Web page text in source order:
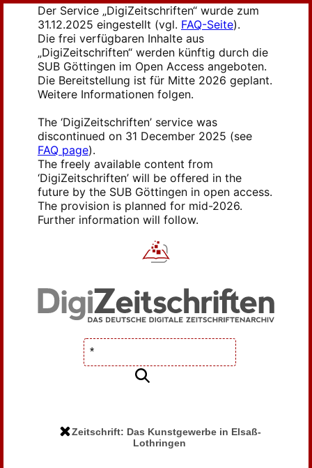
Der Service „DigiZeitschriften“ wurde zum
31.12.2025 eingestellt (vgl. FAQ-Seite).
Die frei verfügbaren Inhalte aus
„DigiZeitschriften“ werden künftig durch die
SUB Göttingen im Open Access angeboten.
Die Bereitstellung ist für Mitte 2026 geplant.
Weitere Informationen folgen.
The ‘DigiZeitschriften’ service was
discontinued on 31 December 2025 (see
FAQ page).
The freely available content from
‘DigiZeitschriften’ will be offered in the
future by the SUB Göttingen in open access.
The provision is planned for mid-2026.
Further information will follow.
Zeitschrift: Das Kunstgewerbe in Elsaß-
Lothringen